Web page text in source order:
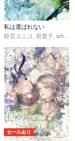
私は選ばれない
鈴宮ユニコ , 碧貴子, whimhalooo
セールあり